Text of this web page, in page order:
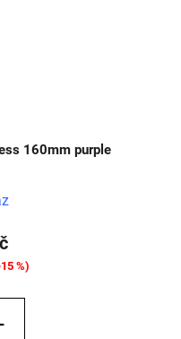
160mm purple
%)